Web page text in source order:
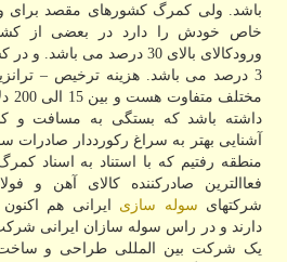
باشد. ولی کمرگ کشورهای مقصد برای
خاص خودش را دارد در بعضی از
ورودکالای بالای 30 درصد می
3 درصد می باشد. هزینه ترخیص –
داشته باشد که بستگی به مسافت و
آشنایی بهتر به سراغ رکورددار صادرات
منطقه رفتیم که با استناد به اسناد
فعاالترین صادرکننده کالای آهن و
شرکتهای سوله سازی ایرانی هم
دارند و در راس سوله سازان ایرانی
یک شرکت بین المللی طراحی و